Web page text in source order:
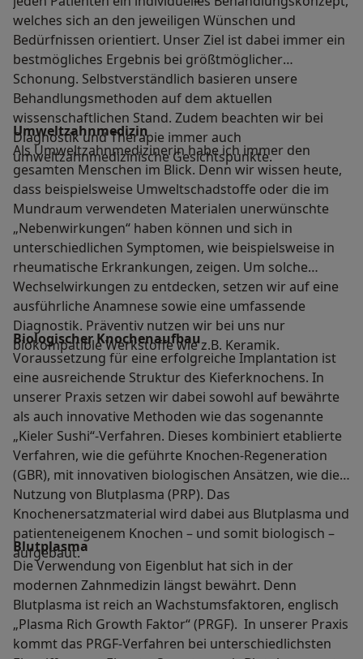
welches sich an den jeweiligen Wünschen und
Bedürfnissen orientiert. Unser Ziel ist dabei immer ein
bestmögliches Ergebnis bei größtmöglicher
Schonung. Selbstverständlich basieren unsere
Behandlungsmethoden auf dem aktuellen
wissenschaftlichen Stand. Zudem beachten wir bei
Diagnostik und Therapie immer auch
umweltzahnmedizinische Gesichtspunkte.
Umweltzahnmedizin
Als Umweltzahnmedizinerin habe ich immer den
gesamten Menschen im Blick. Denn wir wissen heute,
dass beispielsweise Umweltschadstoffe oder die im
Mundraum verwendeten Materialen unerwünschte
„Nebenwirkungen“ haben können und sich in
unterschiedlichen Symptomen, wie beispielsweise in
rheumatische Erkrankungen, zeigen. Um solche
Wechselwirkungen zu entdecken, setzen wir auf eine
ausführliche Anamnese sowie eine umfassende
Diagnostik. Präventiv nutzen wir bei uns nur
biokompatible Werkstoffe wie z.B. Keramik.
Biologischer Knochenaufbau
Voraussetzung für eine erfolgreiche Implantation ist
eine ausreichende Struktur des Kieferknochens. In
unserer Praxis setzen wir dabei sowohl auf bewährte
als auch innovative Methoden wie das sogenannte
„Kieler Sushi“-Verfahren. Dieses kombiniert etablierte
Verfahren, wie die geführte Knochen-Regeneration
(GBR), mit innovativen biologischen Ansätzen, wie die
Nutzung von Blutplasma (PRP). Das
Knochenersatzmaterial wird dabei aus Blutplasma und
patienteneigenem Knochen – und somit biologisch –
aufgebaut.
Blutplasma
Die Verwendung von Eigenblut hat sich in der
modernen Zahnmedizin längst bewährt. Denn
Blutplasma ist reich an Wachstumsfaktoren, englisch
„Plasma Rich Growth Faktor“ (PRGF). In unserer Praxis
kommt das PRGF-Verfahren bei unterschiedlichsten